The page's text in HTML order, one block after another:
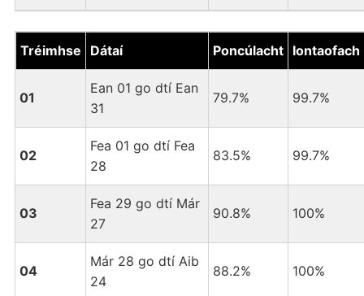
Tréimhse Dátaí Poncúlacht Iontaofach
01
Ean 01 go dtí Ean
31
79.7% 99.7%
02
Fea 01 go dtí Fea
28
83.5% 99.7%
03
Fea 29 go dtí Már
27
90.8% 100%
04
Már 28 go dtí Aib
24
88.2% 100%